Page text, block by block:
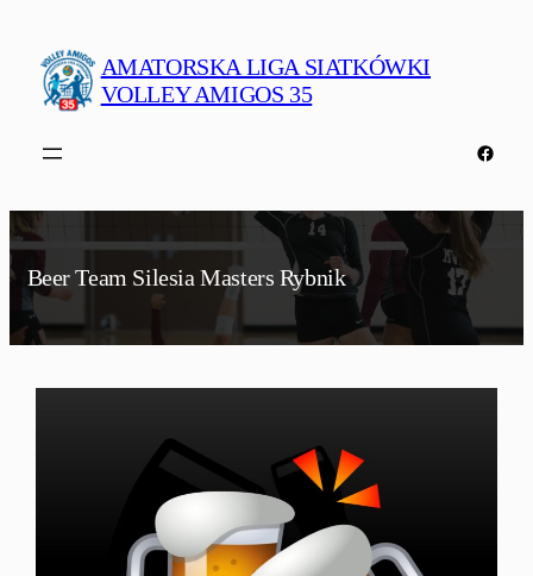
treści
AMATORSKA LIGA SIATKÓWKI
VOLLEY AMIGOS 35
Beer Team Silesia Masters Rybnik